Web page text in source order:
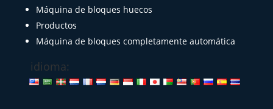
Máquina de bloques huecos
Productos
Máquina de bloques completamente automática
idioma: